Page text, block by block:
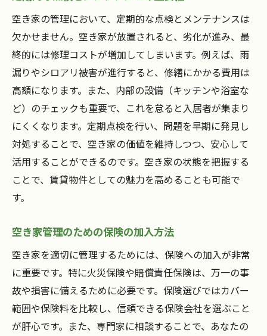
空き家の管理において、定期的な点検とメンテナンスは
欠かせません。空き家が放置されると、劣化が進み、最
終的には修理コストが増加してしまいます。例えば、雨
漏りやシロアリ被害が進行すると、修繕にかかる費用は
高額になります。また、内部の設備（キッチンや浴室な
ど）のチェックも重要で、これを怠ると入居者が集まり
にくくなります。定期点検を行い、問題を早期に発見し
対処することで、空き家の価値を維持しつつ、安心して
活用することができるのです。空き家の状態を把握する
ことで、賃貸物件としての魅力を高めることも可能で
す。
空き家管理のための保険の加入方法
空き家を適切に管理するためには、保険への加入が非常
に重要です。特に火災保険や賠償責任保険は、万一の事
故や損害に備えるために必要です。保険選びではカバー
範囲や保険料を比較し、信頼できる保険会社を選ぶこと
が肝心です。また、専門家に相談することで、あなたの